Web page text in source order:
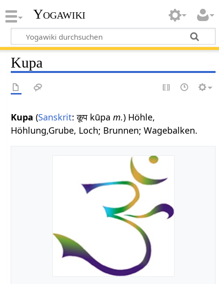
Yogawiki
Kupa
Kupa (Sanskrit: कूप kūpam.) Höhle,
Höhlung,Grube, Loch; Brunnen; Wagebalken.